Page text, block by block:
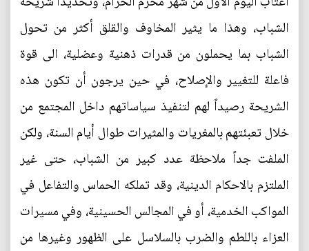
الشباب، وهذا ما يثير المخاوف والقلق أكثر من تحول
الشباب بما يحملون من قدرات ذهنية وعضلية، الى قوة
فاعلة للتغيير والإصلاح، في حين يرجون أن تكون هذه
الشريحة رصيداً لهم لتنفيذ سياساتهم داخل المجتمع من
خلال تعبئتهم بالمغريات والمثيرات طوال أيام السنة، ولكن
الملفت جداً ملاحظة عدد كبير من الشباب، حتى غير
الملتزم بالاحكام الدينية، وقد تملكه الحماس والتفاعل في
المواكب الخدمية، أو في المجالس الحسينية، وفي مسيرات
العزاء باللطم والضرب بالسلاسل على الظهور وغيرها من